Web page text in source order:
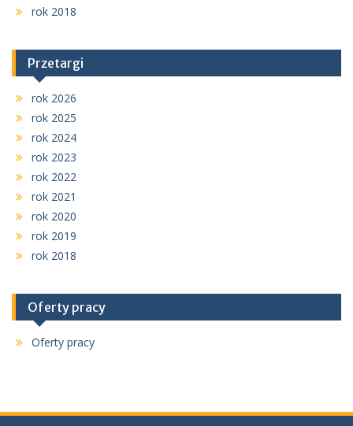
rok 2018
Przetargi
rok 2026
rok 2025
rok 2024
rok 2023
rok 2022
rok 2021
rok 2020
rok 2019
rok 2018
Oferty pracy
Oferty pracy